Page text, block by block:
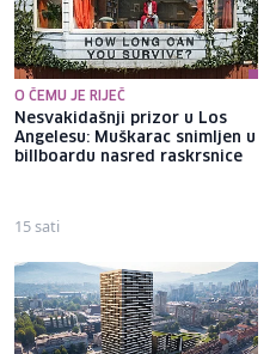
O ČEMU JE RIJEČ
Nesvakidašnji prizor u Los
Angelesu: Muškarac snimljen u
billboardu nasred raskrsnice
15 sati